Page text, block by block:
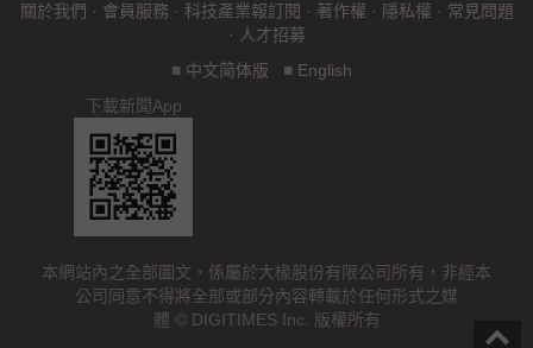
關於我們 · 會員服務 · 科技產業報訂閱 · 著作權 · 隱私權 · 常見問題
· 人才招募
■ 中文简体版 ■ English
下載新聞App
本網站內之全部圖文，係屬於大椽股份有限公司所有，非經本
公司同意不得將全部或部分內容轉載於任何形式之媒
體 © DIGITIMES Inc. 版權所有